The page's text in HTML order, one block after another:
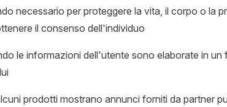
necessario per proteggere la vita, il corpo o la
il consenso dell'individuo
le informazioni dell'utente sono elaborate in
prodotti mostrano annunci forniti da partner